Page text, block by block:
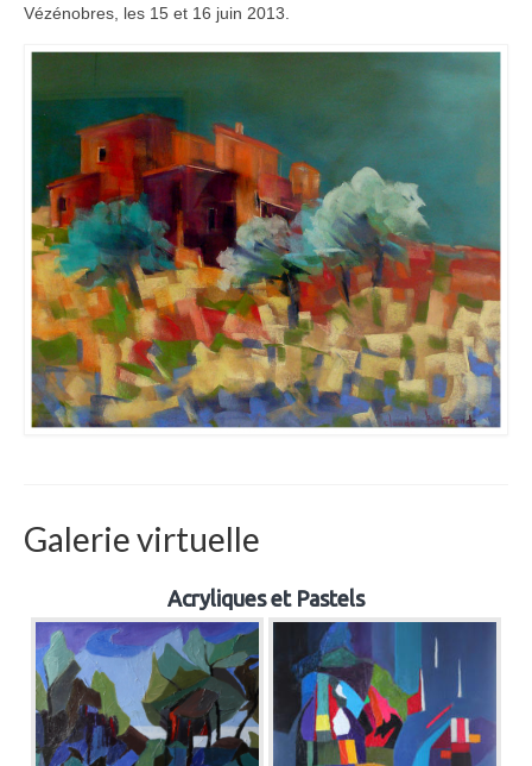
Presse
Me contacter
» Parcours «
Vézénobres, les 15 et 16 juin 2013.
Galerie virtuelle
Acryliques et Pastels